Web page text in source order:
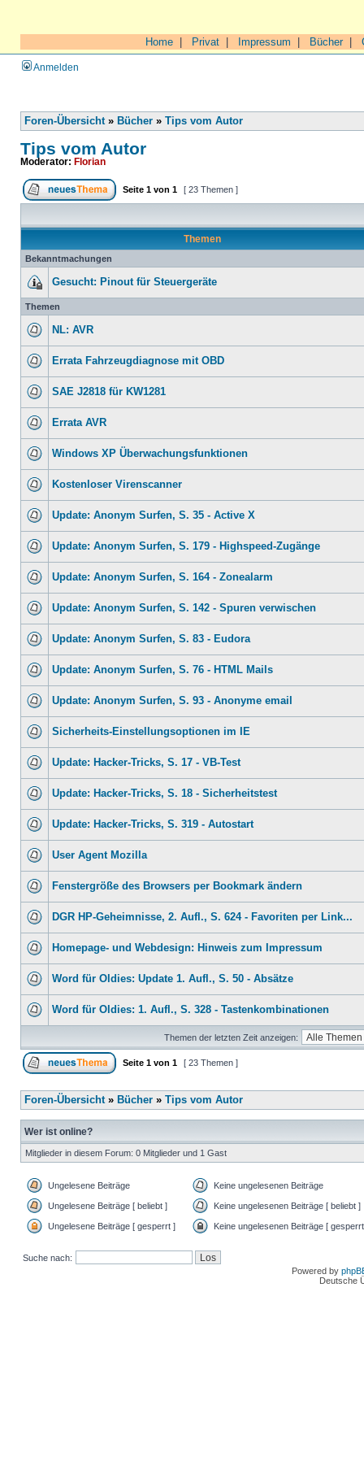
Home Privat Impressum Bücher|
Anmelden
Foren-Übersicht» Bücher » Tips vom Autor
Tips vom Autor
Moderator: Florian
Seite 1 von 1 [ 23 Themen ]
Themen
Bekanntmachungen
Gesucht: Pinout für Steuergeräte
Themen
NL: AVR
Errata Fahrzeugdiagnose mit OBD
SAE J2818 für KW1281
Errata AVR
Windows XP Überwachungsfunktionen
Kostenloser Virenscanner
Update: Anonym Surfen, S. 35 - Active X
Update: Anonym Surfen, S. 179 - Highspeed-Zugänge
Update: Anonym Surfen, S. 164 - Zonealarm
Update: Anonym Surfen, S. 142 - Spuren verwischen
Update: Anonym Surfen, S. 83 - Eudora
Update: Anonym Surfen, S. 76 - HTML Mails
Update: Anonym Surfen, S. 93 - Anonyme email
Sicherheits-Einstellungsoptionen im IE
Update: Hacker-Tricks, S. 17 - VB-Test
Update: Hacker-Tricks, S. 18 - Sicherheitstest
Update: Hacker-Tricks, S. 319 - Autostart
User Agent Mozilla
Fenstergröße des Browsers per Bookmark ändern
DGR HP-Geheimnisse, 2. Aufl., S. 624 - Favoriten per Link...
Homepage- und Webdesign: Hinweis zum Impressum
Word für Oldies: Update 1. Aufl., S. 50 - Absätze
Word für Oldies: 1. Aufl., S. 328 - Tastenkombinationen
Themen der letzten Zeit anzeigen:
Seite 1 von 1 [ 23 Themen ]
Foren-Übersicht» Bücher » Tips vom Autor
Wer ist online?
Mitglieder in diesem Forum: 0 Mitglieder und 1 Gast
Ungelesene Beiträge Keine ungelesenen Beiträge
Ungelesene Beiträge [ beliebt ] Keine ungelesenen Beiträge [ beliebt ]
Ungelesene Beiträge [ gesperrt ] Keine ungelesenen Beiträge [
Suche nach:
Powered by
Deutsche